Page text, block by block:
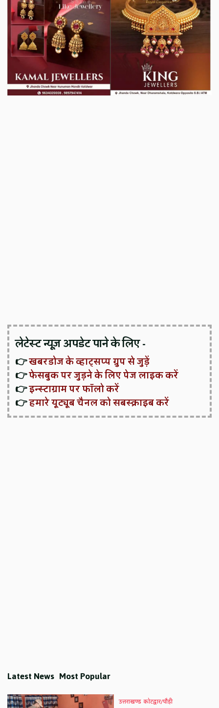
लेटेस्ट न्यूज़ अपडेट पाने के लिए -
👉खबरडोज के व्हाट्सप्प ग्रुप से जुड़ें
👉फेसबुक पर जुड़ने के लिए पेज लाइक करें
👉इन्स्टाग्राम पर फॉलो करें
👉हमारे यूट्यूब चैनल को सबस्क्राइब करें
Latest News Most Popular
उत्तराखण्ड कोटद्वार/पौड़ी